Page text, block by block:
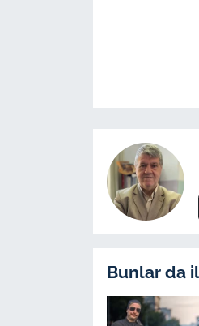
Bunlar da